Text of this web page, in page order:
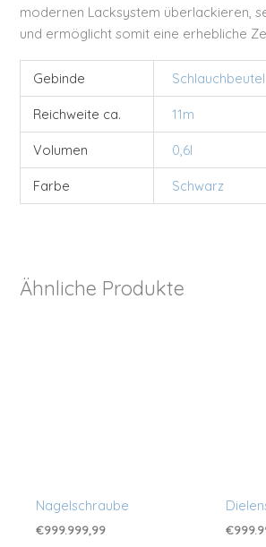
modernen Lacksystem überlackieren,
und ermöglicht somit eine erhebliche
Gebinde Schlauchbeutel
Reichweite ca. 11m
Volumen 0,6l
Farbe Schwarz
Ähnliche Produkte
Nagelschraube
€999.999,99 €